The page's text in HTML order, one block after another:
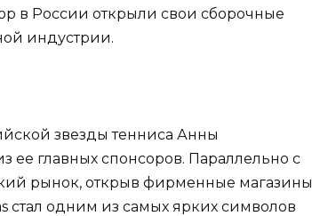
в России открыли свои сборочные
индустрии.
звезды тенниса Анны
ее главных спонсоров. Параллельно с
рынок, открыв фирменные магазины
стал одним из самых ярких символов